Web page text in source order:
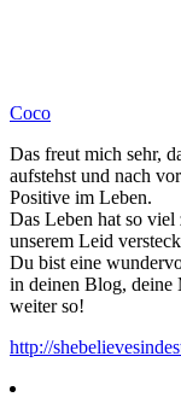
Coco
Das freut mich sehr,
aufstehst und nach
Positive im Leben.
Das Leben hat so
unserem Leid
Du bist eine
in deinen Blog, deine
weiter so!
http://